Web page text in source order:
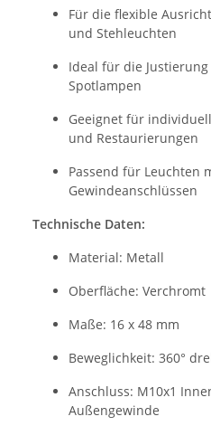
Für die flexible
und Stehleuchten
Ideal für die
Spotlampen
Geeignet für
und Restaurierungen
Passend für Leuchten
Gewindeanschlüssen
Technische Daten:
Material: Metall
Oberfläche: Verchromt
Maße: 16 x 48 mm
Beweglichkeit: 360°
Anschluss: M10x1
Außengewinde